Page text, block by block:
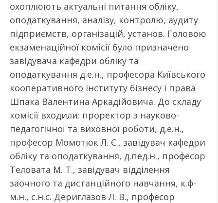
охоплюють актуальні питання обліку,
оподаткування, аналізу, контролю, аудиту
підприємств, організацій, установ. Головою
екзаменаційної комісії було призначено
завідувача кафедри обліку та
оподаткування д.е.н., професора Київського
кооперативного інституту бізнесу і права
Шпака Валентина Аркадійовича. До складу
комісії входили: проректор з науково-
педагогічної та виховної роботи, д.е.н.,
професор Момотюк Л. Є., завідувач кафедри
обліку та оподаткування, д.пед.н., професор
Теловата М. Т., завідувач відділення
заочного та дистанційного навчання, к.ф-
м.н., с.н.с. Дериглазов Л. В., професор